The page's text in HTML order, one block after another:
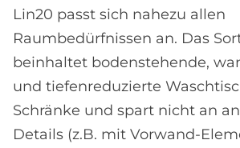
Lin20 passt sich nahezu allen
Raumbedürfnissen an. Das
beinhaltet bodenstehende,
und tiefenreduzierte
Schränke und spart nicht an
Details (z.B. mit Vorwand-